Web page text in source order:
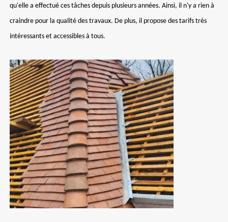
qu'elle a effectué ces tâches depuis plusieurs années. Ainsi, il n'y a rien à
craindre pour la qualité des travaux. De plus, il propose des tarifs très
intéressants et accessibles à tous.